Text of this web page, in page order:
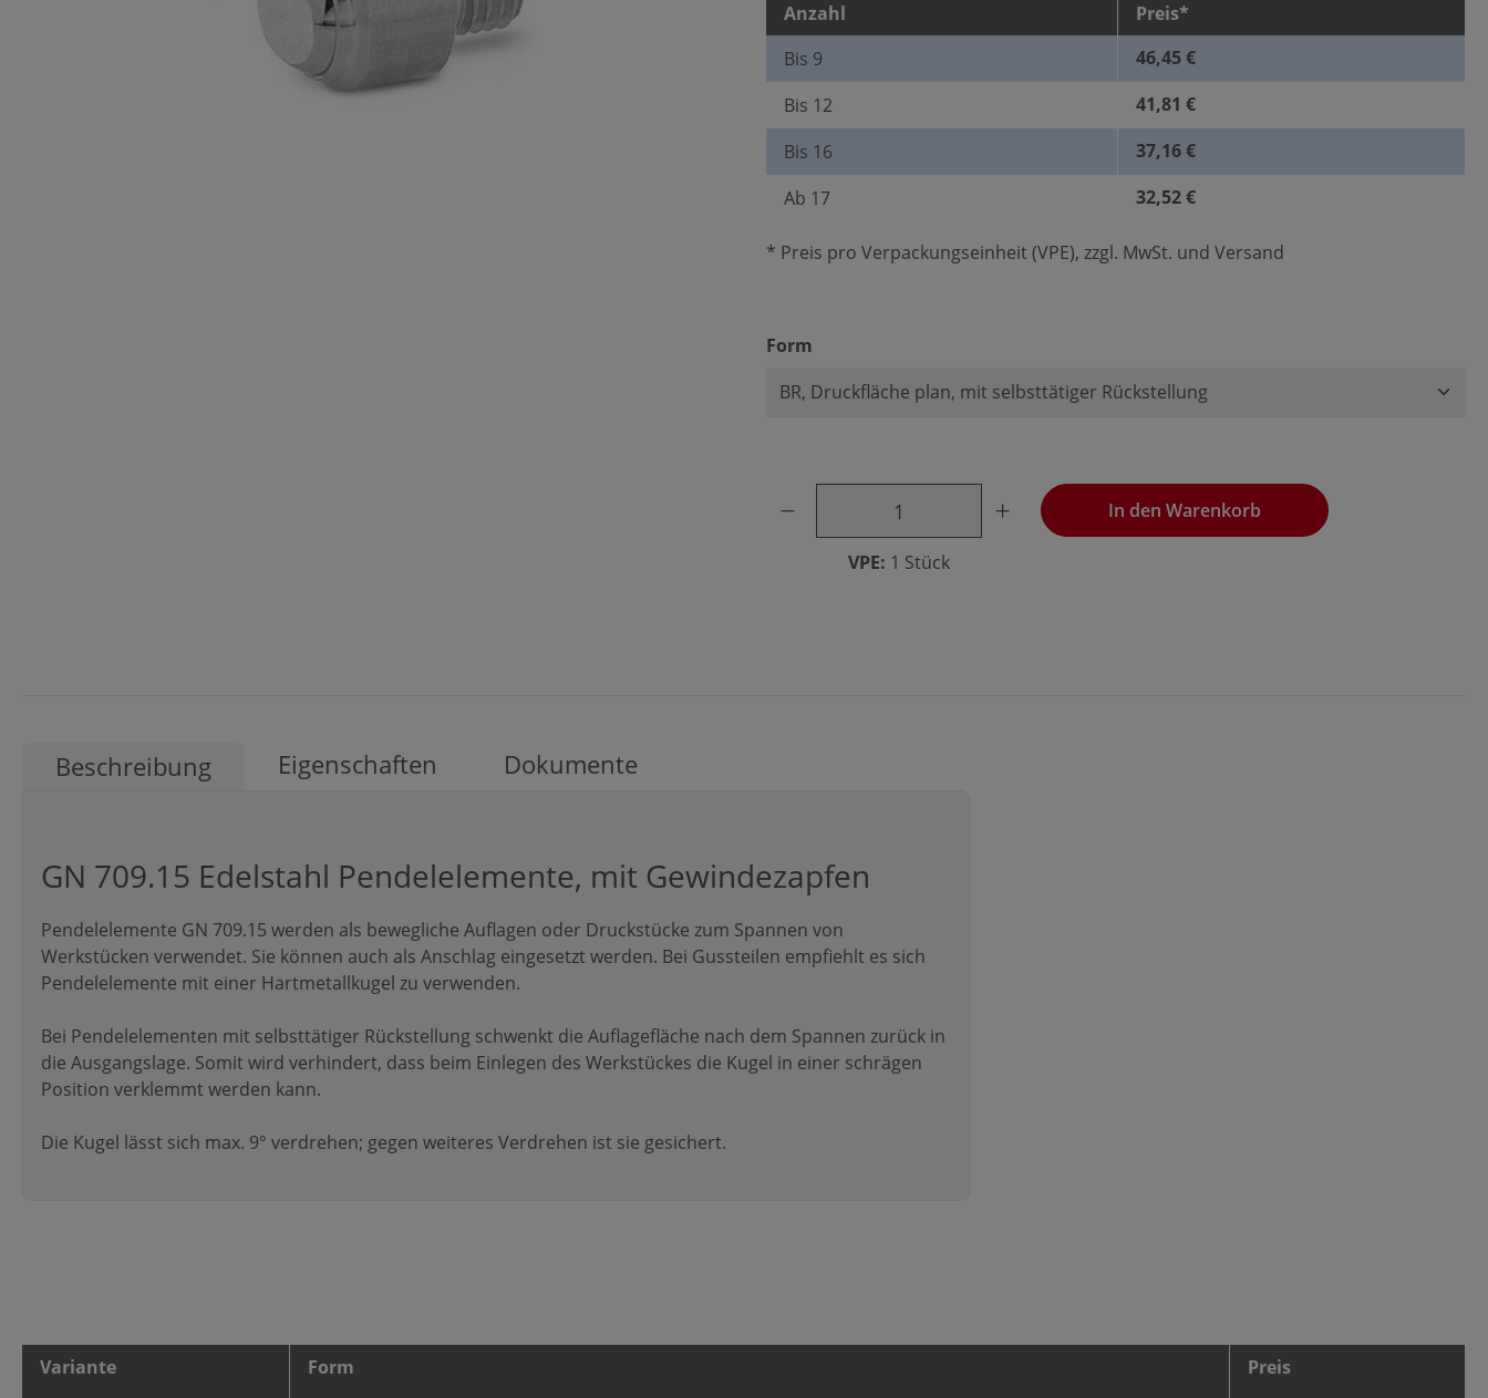
Anzahl
Preis*
Bis 9
46,45 €
Bis 12
41,81 €
Bis 16
37,16 €
Ab 17 32,52 €
* Preis pro Verpackungseinheit (VPE), zzgl. MwSt. und Versand
Form
Produkt Anzahl: Gib den gewünschten Wert ein oder benutze die Schaltflächen, um
VPE: 1 Stück
In den Warenkorb
Beschreibung Eigenschaften Dokumente
GN 709.15 Edelstahl Pendelelemente, mit Gewindezapfen
Pendelelemente GN 709.15 werden als bewegliche Auflagen oder Druckstücke zum Spannen von
Werkstücken verwendet. Sie können auch als Anschlag eingesetzt werden. Bei Gussteilen empfiehlt es sich
Pendelelemente mit einer Hartmetallkugel zu verwenden.
Bei Pendelelementen mit selbsttätiger Rückstellung schwenkt die Auflagefläche nach dem Spannen zurück in
die Ausgangslage. Somit wird verhindert, dass beim Einlegen des Werkstückes die Kugel in einer schrägen
Position verklemmt werden kann.
Die Kugel lässt sich max. 9° verdrehen; gegen weiteres Verdrehen ist sie gesichert.
Variante Form Preis